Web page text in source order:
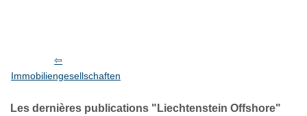
Immobiliengesellschaften
Les dernières publications "Liechtenstein Offshore"